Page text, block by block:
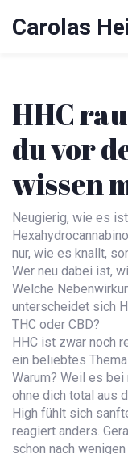
Carolas
HHC
du vor
wissen
Neugierig, wie es
nur, wie es knallt,
Wer neu dabei ist,
Welche
unterscheidet sich
THC oder CBD?
HHC ist zwar noch
ein beliebtes
Warum? Weil es
ohne dich total aus
High fühlt sich
reagiert anders.
schon nach